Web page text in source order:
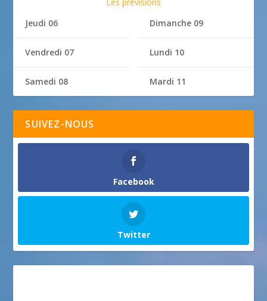
Jeudi 06
Vendredi 07
Samedi 08
Dimanche 09
Lundi 10
Mardi 11
SUIVEZ-NOUS
Facebook
Twitter